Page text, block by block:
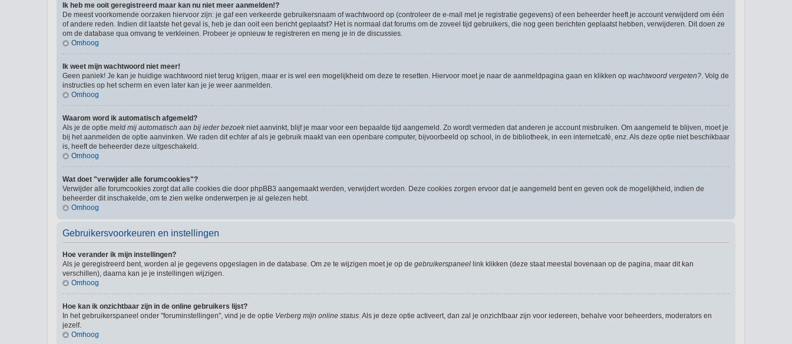
Ik heb me ooit geregistreerd maar kan nu niet meer aanmelden!?
De meest voorkomende oorzaken hiervoor zijn: je gaf een verkeerde gebruikersnaam of wachtwoord op (controleer de e-mail met je registratie gegevens) of een beheerder heeft je account verwijderd om één
of andere reden. Indien dit laatste het geval is, heb je dan ooit een bericht geplaatst? Het is normaal dat forums om de zoveel tijd gebruikers, die nog geen berichten geplaatst hebben, verwijderen. Dit doen ze
om de database qua omvang te verkleinen. Probeer je opnieuw te registreren en meng je in de discussies.
Omhoog
Ik weet mijn wachtwoord niet meer!
Geen paniek! Je kan je huidige wachtwoord niet terug krijgen, maar er is wel een mogelijkheid om deze te resetten. Hiervoor moet je naar de aanmeldpagina gaan en klikken op wachtwoord vergeten? . Volg de
instructies op het scherm en even later kan je je weer aanmelden.
Omhoog
Waarom word ik automatisch afgemeld?
Als je de optie meld mij automatisch aan bij ieder bezoek niet aanvinkt, blijf je maar voor een bepaalde tijd aangemeld. Zo wordt vermeden dat anderen je account misbruiken. Om aangemeld te blijven, moet je
bij het aanmelden de optie aanvinken. We raden dit echter af als je gebruik maakt van een openbare computer, bijvoorbeeld op school, in de bibliotheek, in een internetcafé, enz. Als deze optie niet beschikbaar
is, heeft de beheerder deze uitgeschakeld.
Omhoog
Wat doet "verwijder alle forumcookies"?
Verwijder alle forumcookies zorgt dat alle cookies die door phpBB3 aangemaakt werden, verwijdert worden. Deze cookies zorgen ervoor dat je aangemeld bent en geven ook de mogelijkheid, indien de
beheerder dit inschakelde, om te zien welke onderwerpen je al gelezen hebt.
Omhoog
Gebruikersvoorkeuren en instellingen
Hoe verander ik mijn instellingen?
Als je geregistreerd bent, worden al je gegevens opgeslagen in de database. Om ze te wijzigen moet je op de gebruikerspaneel link klikken (deze staat meestal bovenaan op de pagina, maar dit kan
verschillen), daarna kan je je instellingen wijzigen.
Omhoog
Hoe kan ik onzichtbaar zijn in de online gebruikers lijst?
In het gebruikerspaneel onder "foruminstellingen", vind je de optie Verberg mijn online status . Als je deze optie activeert, dan zal je onzichtbaar zijn voor iedereen, behalve voor beheerders, moderators en
jezelf.
Omhoog